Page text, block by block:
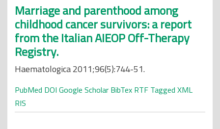
Marriage and parenthood among
childhood cancer survivors: a report
from the Italian AIEOP Off-Therapy
Registry.
Haematologica 2011;96(5):744-51.
PubMed DOI Google Scholar BibTex RTF Tagged XML
RIS